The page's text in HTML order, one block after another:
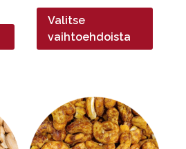
4,19€
41,90€
Valitse
vaihtoehdoista
tuotteella
on